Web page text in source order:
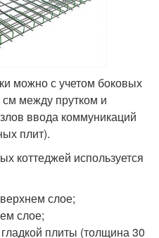
можно с учетом боковых
между прутком и
ввода коммуникаций
плит).
коттеджей используется
слое;
слое;
плиты (толщина 30